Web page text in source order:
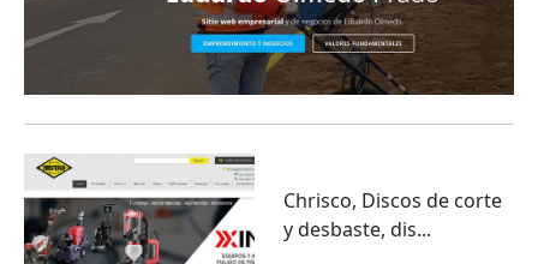
Chrisco, Discos de corte
y desbaste, dis...